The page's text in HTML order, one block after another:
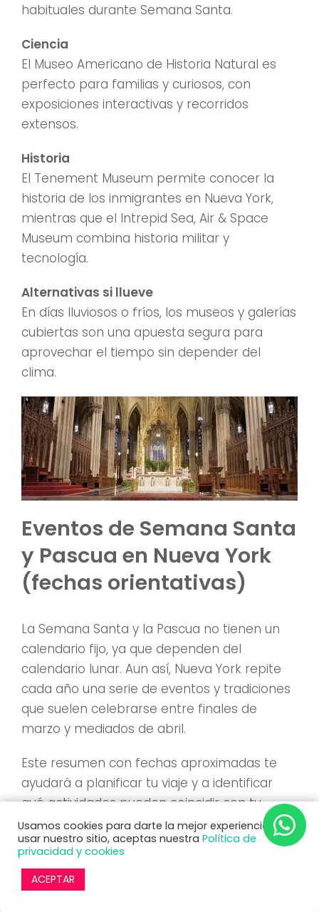
habituales durante Semana Santa.
Ciencia
El Museo Americano de Historia Natural es
perfecto para familias y curiosos, con
exposiciones interactivas y recorridos
extensos.
Historia
El Tenement Museum permite conocer la
historia de los inmigrantes en Nueva York,
mientras que el Intrepid Sea, Air & Space
Museum combina historia militar y
tecnología.
Alternativas si llueve
En días lluviosos o fríos, los museos y galerías
cubiertas son una apuesta segura para
aprovechar el tiempo sin depender del
clima.
Eventos de Semana Santa
y Pascua en Nueva York
(fechas orientativas)
La Semana Santa y la Pascua no tienen un
calendario fijo, ya que dependen del
calendario lunar. Aun así, Nueva York repite
cada año una serie de eventos y tradiciones
que suelen celebrarse entre finales de
marzo y mediados de abril.
Este resumen con fechas aproximadas te
ayudará a planificar tu viaje y a identificar
qué actividades pueden coincidir con tu
estancia.
Eventos habituales de Semana
Santa y Pascua en NYC
Usamos cookies para darte la mejor experiencia. Al
usar nuestro sitio, aceptas nuestra Política de
privacidad y cookies
ACEPTAR